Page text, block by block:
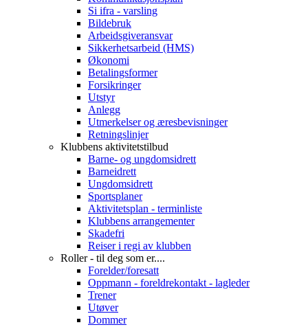
Si ifra - varsling
Bildebruk
Arbeidsgiveransvar
Sikkerhetsarbeid (HMS)
Økonomi
Betalingsformer
Forsikringer
Utstyr
Anlegg
Utmerkelser og æresbevisninger
Retningslinjer
Klubbens aktivitetstilbud
Barne- og ungdomsidrett
Barneidrett
Ungdomsidrett
Sportsplaner
Aktivitetsplan - terminliste
Klubbens arrangementer
Skadefri
Reiser i regi av klubben
Roller - til deg som er....
Forelder/foresatt
Oppmann - foreldrekontakt - lagleder
Trener
Utøver
Dommer